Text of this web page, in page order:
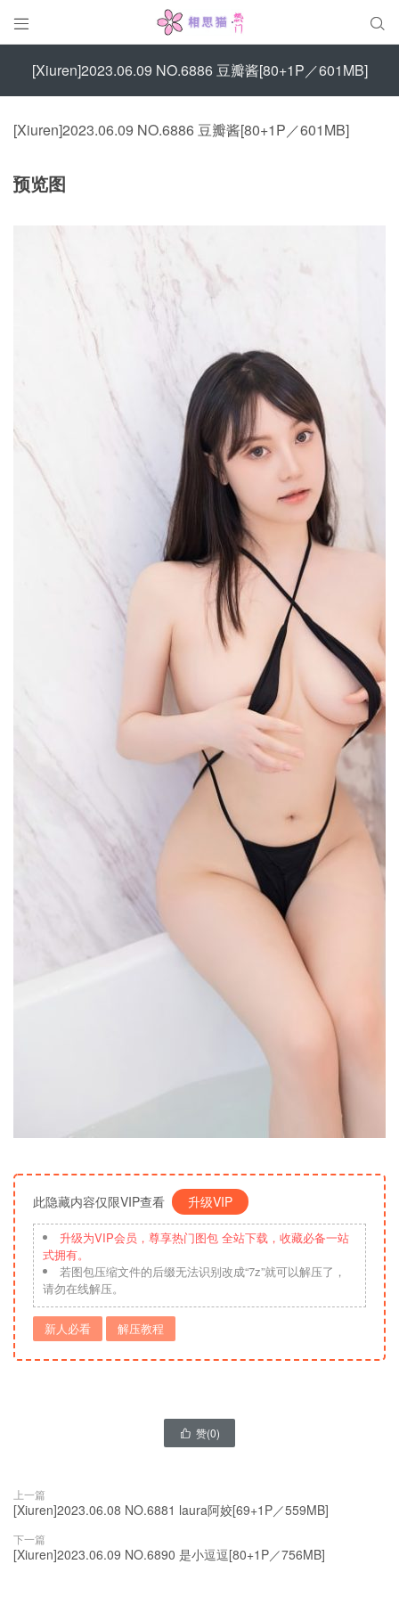
 
[Xiuren]2023.06.09 NO.6886 豆瓣酱[80+1P／601MB]
[Xiuren]2023.06.09 NO.6886 豆瓣酱[80+1P／601MB]
预览图
此隐藏内容仅限VIP查看 升级VIP
升级为VIP会员，尊享热门图包 全站下载，收藏必备一站
式拥有。
若图包压缩文件的后缀无法识别改成“7z”就可以解压了，
请勿在线解压。
新人必看 解压教程
 赞(0)
上一篇
[Xiuren]2023.06.08 NO.6881 laura阿姣[69+1P／559MB]
下一篇
[Xiuren]2023.06.09 NO.6890 是小逗逗[80+1P／756MB]